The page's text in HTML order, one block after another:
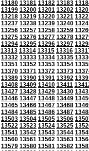
13180 13181 13182 13183
13199 13200 13201 13202
13218 13219 13220 13221
13237 13238 13239 13240
13256 13257 13258 13259
13275 13276 13277 13278
13294 13295 13296 13297
13313 13314 13315 13316
13332 13333 13334 13335
13351 13352 13353 13354
13370 13371 13372 13373
13389 13390 13391 13392
13408 13409 13410 13411
13427 13428 13429 13430
13446 13447 13448 13449
13465 13466 13467 13468
13484 13485 13486 13487
13503 13504 13505 13506
13522 13523 13524 13525
13541 13542 13543 13544
13560 13561 13562 13563
13579 13580 13581 13582